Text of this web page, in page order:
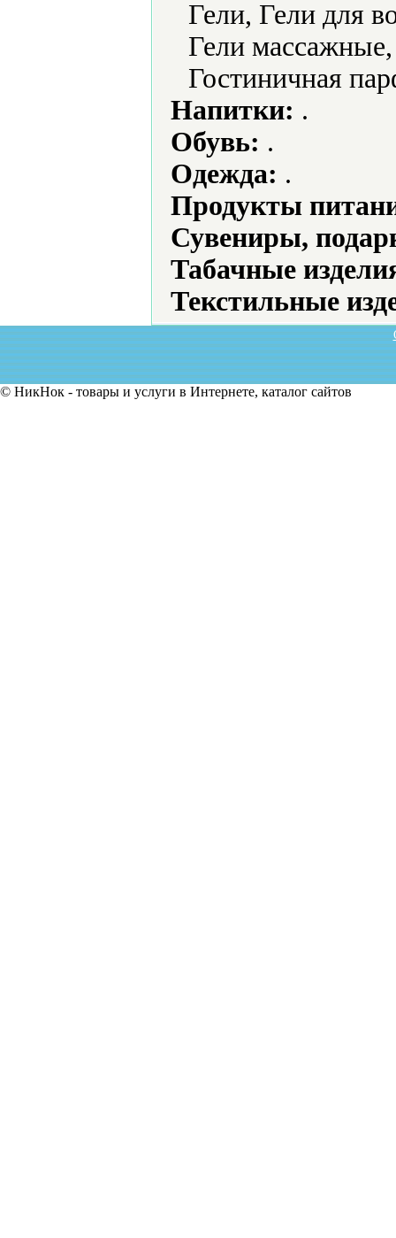
Гели, Гели для
Гели
Гостиничная
Напитки: .
Обувь: .
Одежда: .
Продукты
Сувениры,
Табачные
Текстильные
© НикНок - товары и услуги в Интернете, каталог сайтов